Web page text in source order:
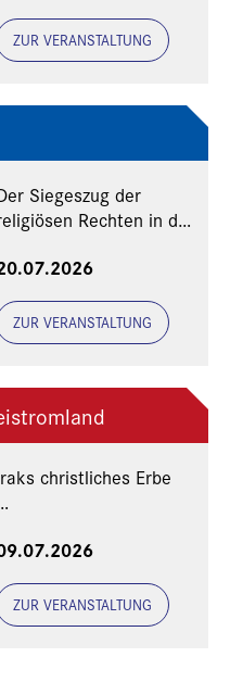
ZUR VERANSTALTUNG
Siegeszug der
Rechten in den
ZUR VERANSTALTUNG
christliches Erbe
und Gönner
ZUR VERANSTALTUNG